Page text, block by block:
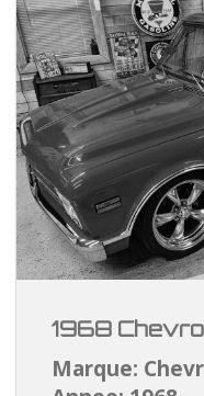
1968
Marque: